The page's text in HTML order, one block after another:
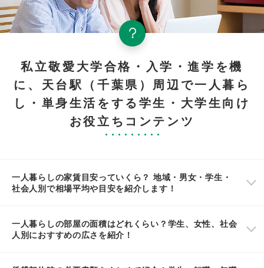
私立敬愛大学合格・入学・進学を機
に、天台駅（千葉県）周辺で一人暮ら
し・単身生活をする学生・大学生向け
お役立ちコンテンツ
一人暮らしの家賃目安っていくら？ 地域・男女・学生・
社会人別で相場平均や目安を紹介します！
一人暮らしの部屋の面積はどれくらい？学生、女性、社会
人別におすすめの広さを紹介！